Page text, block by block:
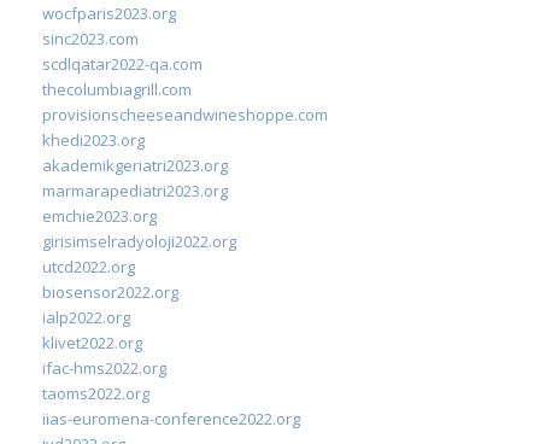
wocfparis2023.org
sinc2023.com
scdlqatar2022-qa.com
thecolumbiagrill.com
provisionscheeseandwineshoppe.com
khedi2023.org
akademikgeriatri2023.org
marmarapediatri2023.org
emchie2023.org
girisimselradyoloji2022.org
utcd2022.org
biosensor2022.org
ialp2022.org
klivet2022.org
ifac-hms2022.org
taoms2022.org
iias-euromena-conference2022.org